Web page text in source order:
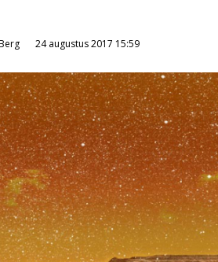
24 augustus 2017 15:59